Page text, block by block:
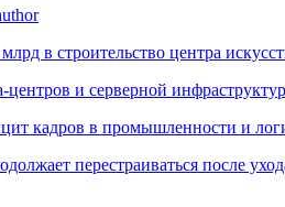
в строительство центра
центров и серверной
кадров в промышленности и
перестраиваться после